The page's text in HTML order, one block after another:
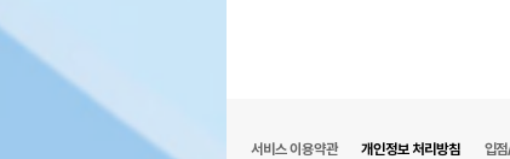
서비스 이용약관 개인정보 처리방침 입